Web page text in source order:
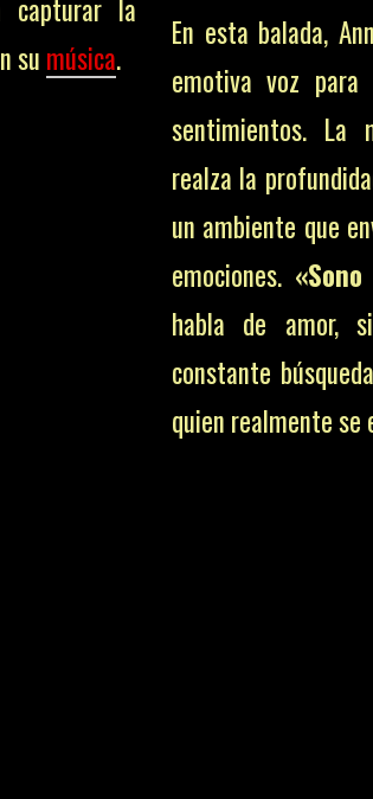
capturar la
su música.
En esta balada,
emotiva voz
sentimientos. La
realza la
un ambiente que
emociones.
habla de amor,
constante
quien realmente se